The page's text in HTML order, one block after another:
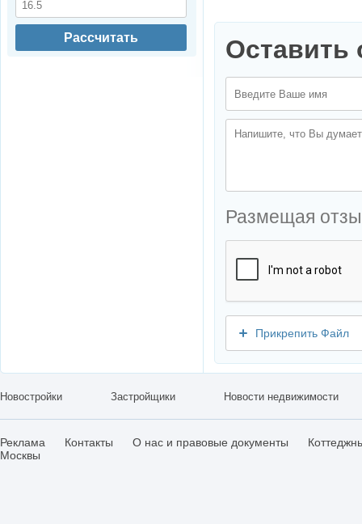
Оставить
Размещая
Прикрепить Файл
Рассчитать
Новостройки Застройщики Новости недвижимости
Реклама Контакты О нас и правовые документы
Москвы